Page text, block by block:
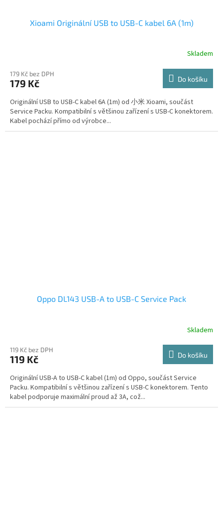
Xioami Originální USB to USB-C kabel 6A (1m)
Skladem
179 Kč bez DPH
179 Kč Do košíku
Originální USB to USB-C kabel 6A (1m) od 小米 Xioami, součást
Service Packu. Kompatibilní s většinou zařízení s USB-C konektorem.
Kabel pochází přímo od výrobce...
Oppo DL143 USB-A to USB-C Service Pack
Skladem
119 Kč bez DPH
119 Kč Do košíku
Originální USB-A to USB-C kabel (1m) od Oppo, součást Service
Packu. Kompatibilní s většinou zařízení s USB-C konektorem. Tento
kabel podporuje maximální proud až 3A, což...